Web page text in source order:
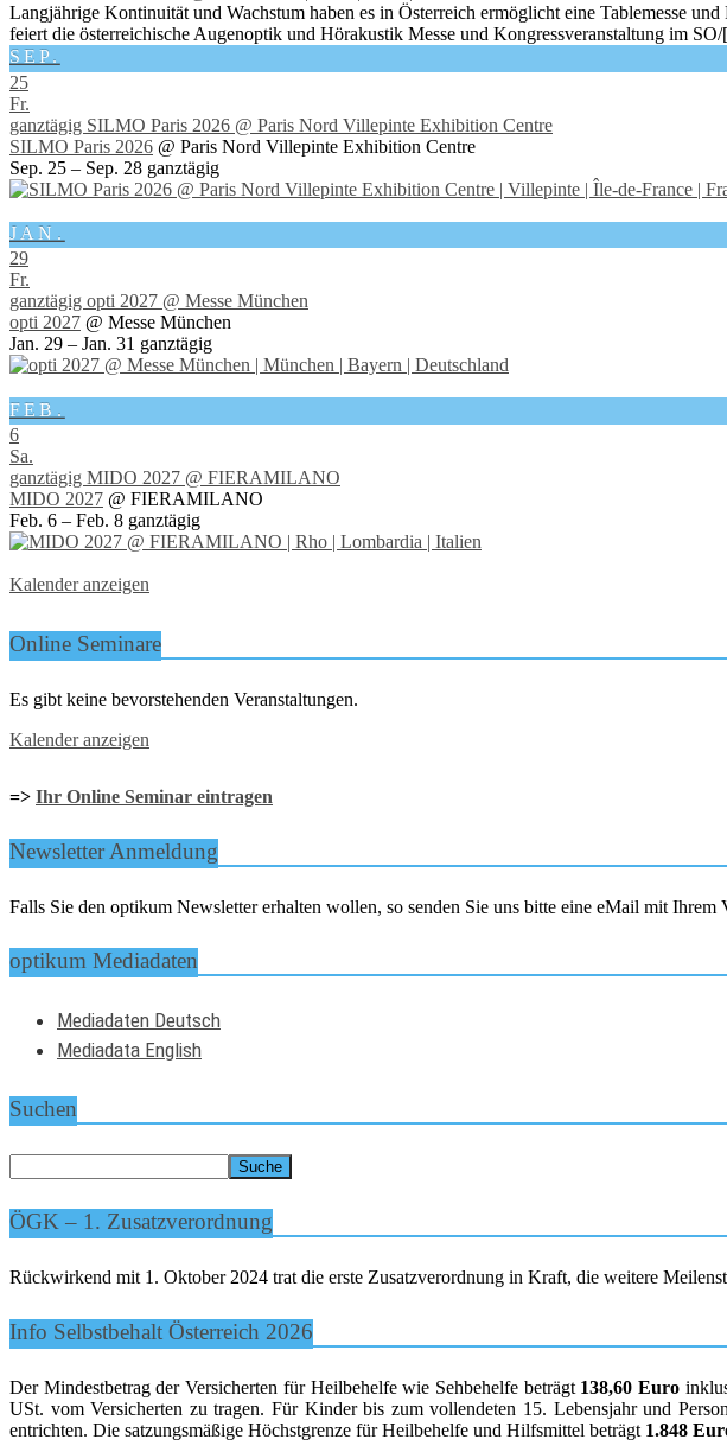
Langjährige Kontinuität und Wachstum haben es in Österreich ermöglicht eine Tablemesse
feiert die österreichische Augenoptik und Hörakustik Messe und Kongressveranstaltung im
SEP.
25
Fr.
ganztägig SILMO Paris 2026 @ Paris Nord Villepinte Exhibition Centre
SILMO Paris 2026 @ Paris Nord Villepinte Exhibition Centre
Sep. 25 – Sep. 28 ganztägig
JAN.
29
Fr.
ganztägig opti 2027 @ Messe München
opti 2027 @ Messe München
Jan. 29 – Jan. 31 ganztägig
FEB.
6
Sa.
ganztägig MIDO 2027 @ FIERAMILANO
MIDO 2027 @ FIERAMILANO
Feb. 6 – Feb. 8 ganztägig
Kalender anzeigen
Online Seminare
Es gibt keine bevorstehenden Veranstaltungen.
Kalender anzeigen
=> Ihr Online Seminar eintragen
Newsletter Anmeldung
Falls Sie den optikum Newsletter erhalten wollen, so senden Sie uns bitte eine eMail mit
optikum Mediadaten
Mediadaten Deutsch
Mediadata English
Suchen
ÖGK – 1. Zusatzverordnung
Rückwirkend mit 1. Oktober 2024 trat die erste Zusatzverordnung in Kraft, die weitere
Info Selbstbehalt Österreich 2026
Der Mindestbetrag der Versicherten für Heilbehelfe wie Sehbehelfe beträgt 138,60 Euro
USt. vom Versicherten zu tragen. Für Kinder bis zum vollendeten 15. Lebensjahr und
entrichten. Die satzungsmäßige Höchstgrenze für Heilbehelfe und Hilfsmittel beträgt 1.848